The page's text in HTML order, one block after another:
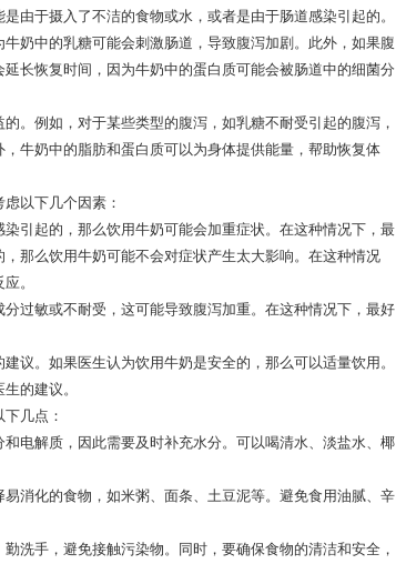
由于摄入了不洁的食物或水，或者是由于肠道感染引起的。
奶中的乳糖可能会刺激肠道，导致腹泻加剧。此外，如果腹
长恢复时间，因为牛奶中的蛋白质可能会被肠道中的细菌分
。例如，对于某些类型的腹泻，如乳糖不耐受引起的腹泻，
牛奶中的脂肪和蛋白质可以为身体提供能量，帮助恢复体
以下几个因素：
引起的，那么饮用牛奶可能会加重症状。在这种情况下，最
那么饮用牛奶可能不会对症状产生太大影响。在这种情况
。
过敏或不耐受，这可能导致腹泻加重。在这种情况下，最好
议。如果医生认为饮用牛奶是安全的，那么可以适量饮用。
的建议。
几点：
电解质，因此需要及时补充水分。可以喝清水、淡盐水、椰
消化的食物，如米粥、面条、土豆泥等。避免食用油腻、辛
洗手，避免接触污染物。同时，要确保食物的清洁和安全，